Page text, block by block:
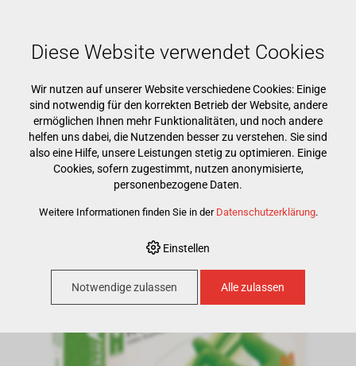
E-SHOP › PRAXIS› EINWEG › HANDSCHUHE LATEX COLORS
TOUCH STYLE LATEX FRESH GREEN S
Diese Website verwendet Cookies
Wir nutzen auf unserer Website verschiedene Cookies: Einige
sind notwendig für den korrekten Betrieb der Website, andere
ermöglichen Ihnen mehr Funktionalitäten, und noch andere
helfen uns dabei, die Nutzenden besser zu verstehen. Sie sind
also eine Hilfe, unsere Leistungen stetig zu optimieren. Einige
Cookies, sofern zugestimmt, nutzen anonymisierte,
personenbezogene Daten.
Weitere Informationen finden Sie in der Datenschutzerklärung.
Einstellen
Notwendige zulassen Alle zulassen